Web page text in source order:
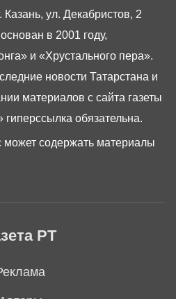
РТ
Казань, ул. Декабристов, 2
в 2001 году,
и «Хрустального пера».
новости Татарстана и
материалов с сайта газеты
гиперссылка обязательна.
может содержать материалы